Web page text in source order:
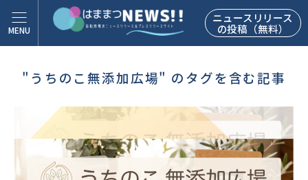
ニュースリリース
の投稿（無料）
"うちのこ無添加広場" のタグを含む記事